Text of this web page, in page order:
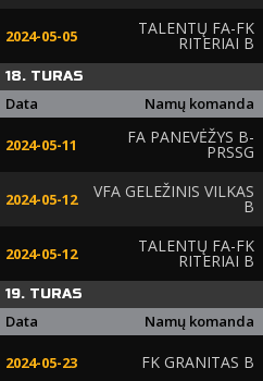
2024-05-05 TALENTŲ FA-FK
RITERIAI B
18. TURAS
Data Namų komanda
2024-05-11 FA PANEVĖŽYS B-
PRSSG
2024-05-12 VFA GELEŽINIS VILKAS
B
2024-05-12 TALENTŲ FA-FK
RITERIAI B
19. TURAS
Data Namų komanda
2024-05-23 FK GRANITAS B